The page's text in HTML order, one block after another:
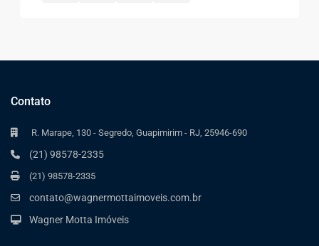
Contato
R. Marape, 130 - Segredo, Guapimirim - RJ, 25946-690
(21) 98578-2335
(21) 98578-2335
contato@wagnermottaimoveis.com.br
Wagner Motta Imóveis